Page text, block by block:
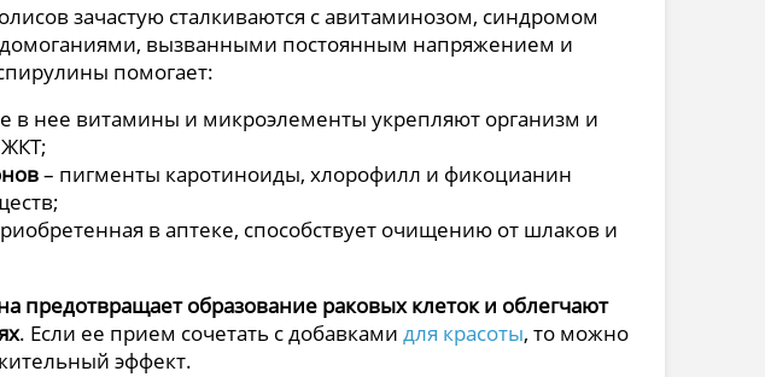
зачастую сталкиваются с авитаминозом, синдромом
вызванными постоянным напряжением и
помогает:
в нее витамины и микроэлементы укрепляют организм и
– пигменты каротиноиды, хлорофилл и фикоцианин
в аптеке, способствует очищению от шлаков и
предотвращает образование раковых клеток и облегчают
. Если ее прием сочетать с добавками для красоты, то можно
эффект.